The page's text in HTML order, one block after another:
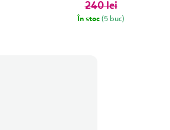
240 lei
În stoc (5 buc)